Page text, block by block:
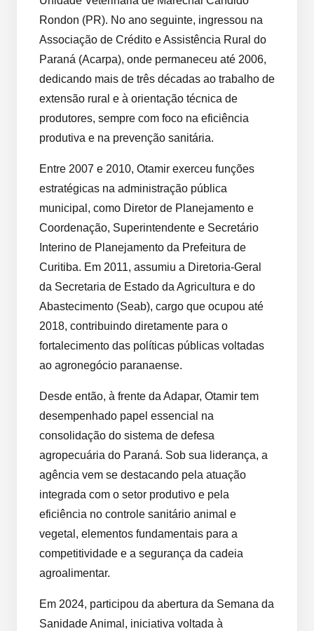
Rondon (PR). No ano seguinte, ingressou na
Associação de Crédito e Assistência Rural do
Paraná (Acarpa), onde permaneceu até 2006,
dedicando mais de três décadas ao trabalho de
extensão rural e à orientação técnica de
produtores, sempre com foco na eficiência
produtiva e na prevenção sanitária.
Entre 2007 e 2010, Otamir exerceu funções
estratégicas na administração pública
municipal, como Diretor de Planejamento e
Coordenação, Superintendente e Secretário
Interino de Planejamento da Prefeitura de
Curitiba. Em 2011, assumiu a Diretoria-Geral
da Secretaria de Estado da Agricultura e do
Abastecimento (Seab), cargo que ocupou até
2018, contribuindo diretamente para o
fortalecimento das políticas públicas voltadas
ao agronegócio paranaense.
Desde então, à frente da Adapar, Otamir tem
desempenhado papel essencial na
consolidação do sistema de defesa
agropecuária do Paraná. Sob sua liderança, a
agência vem se destacando pela atuação
integrada com o setor produtivo e pela
eficiência no controle sanitário animal e
vegetal, elementos fundamentais para a
competitividade e a segurança da cadeia
agroalimentar.
Em 2024, participou da abertura da Semana da
Sanidade Animal, iniciativa voltada à